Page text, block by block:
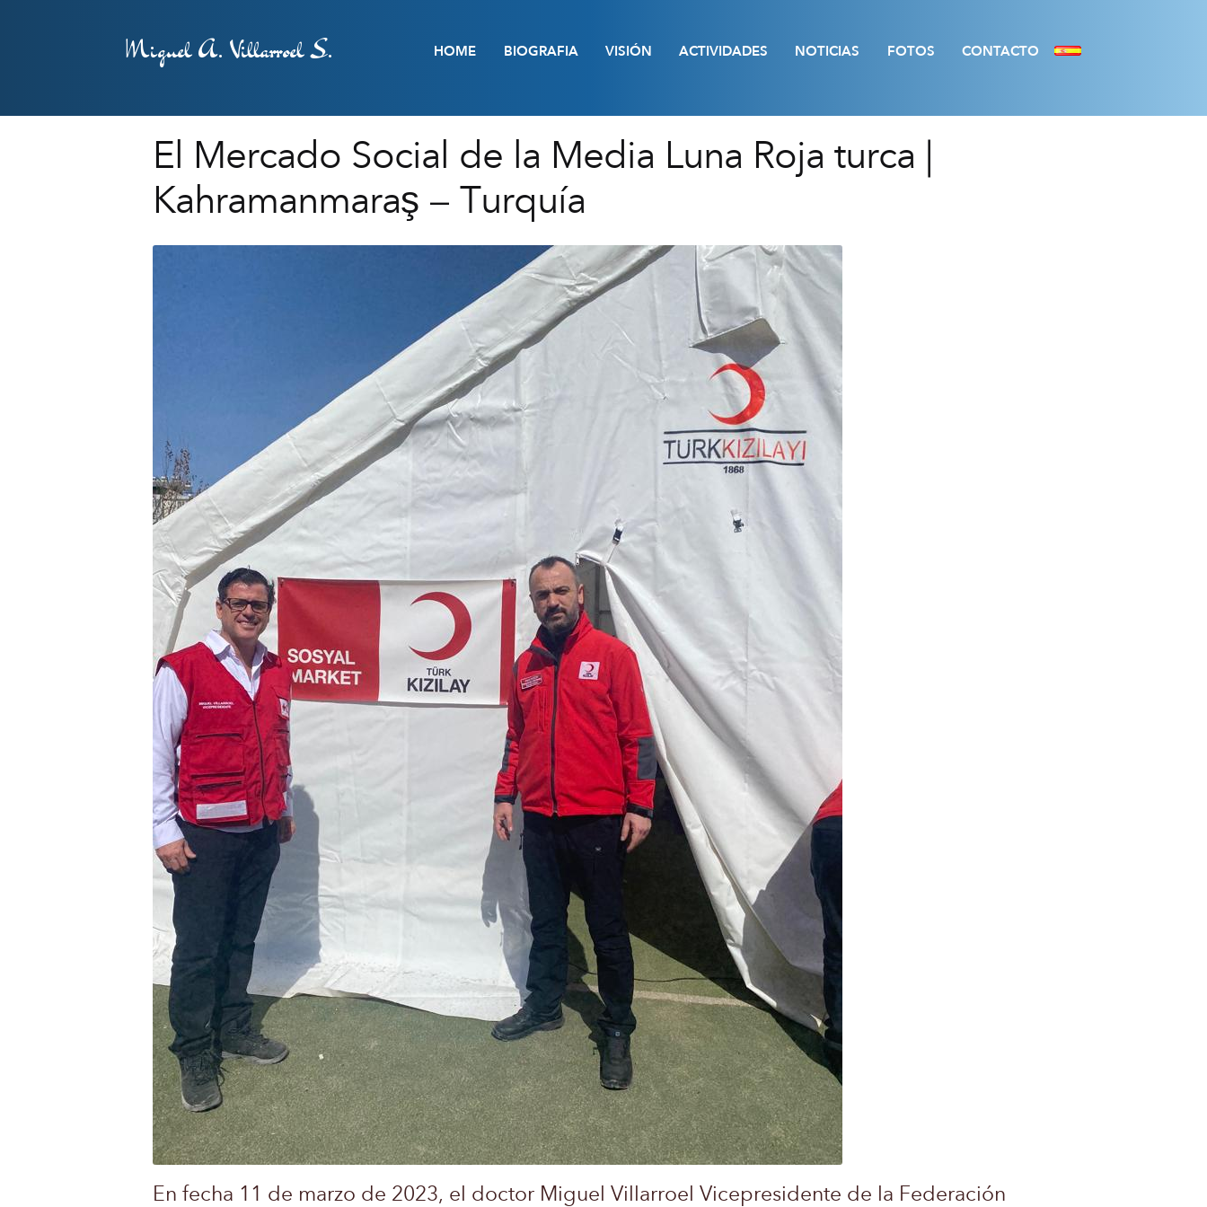
Miguel A. Villarroel S. HOME BIOGRAFIA VISIÓN ACTIVIDADES NOTICIAS FOTOS CONTACTO
El Mercado Social de la Media Luna Roja turca |
Kahramanmaraş – Turquía
En fecha 11 de marzo de 2023, el doctor Miguel Villarroel Vicepresidente de la Federación